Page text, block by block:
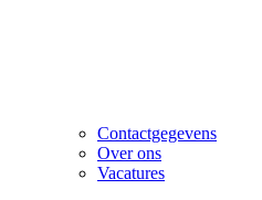
Contactgegevens
Over ons
Vacatures